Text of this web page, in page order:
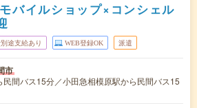
バイルショップ×コンシェル
途支給あり WEB登録OK 派遣
市
民間バス15分／小田急相模原駅から民間バス15